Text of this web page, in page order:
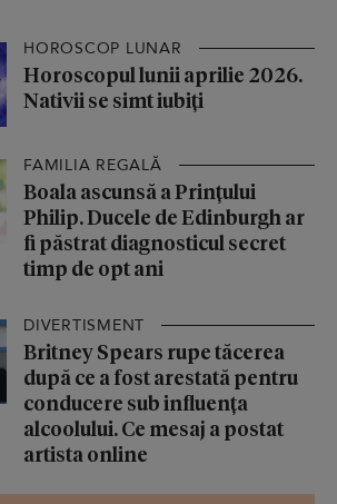
HOROSCOP LUNAR
Horoscopul lunii aprilie 2026.
Nativii se simt iubiți
FAMILIA REGALĂ
Boala ascunsă a Prințului
Philip. Ducele de Edinburgh ar
fi păstrat diagnosticul secret
timp de opt ani
DIVERTISMENT
Britney Spears rupe tăcerea
după ce a fost arestată pentru
conducere sub influența
alcoolului. Ce mesaj a postat
artista online